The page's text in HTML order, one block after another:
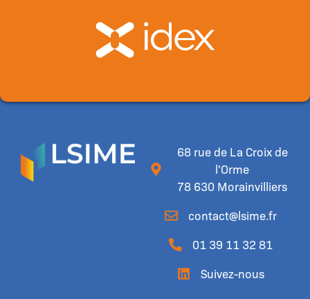
68 rue de La Croix de
l'Orme
78 630 Morainvilliers
contact@lsime.fr
01 39 11 32 81
Suivez-nous